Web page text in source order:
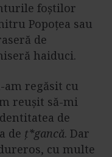
foștilor
Popoțea sau
de
haiduci.
am regăsit cu
reușit să-mi
de
de ț*gancă. Dar
cu multe